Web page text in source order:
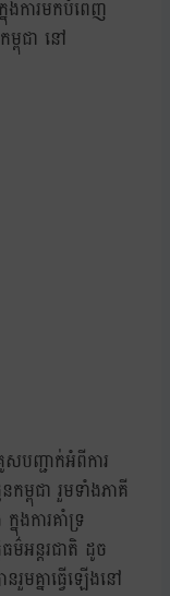
ងការមកបំពេញ
ពុជា នៅ
សបញ្ជាក់អំពីការ
ម្ពុជា រួមទាំងភាគី
ងការគាំទ្រ
អន្តរជាតិ ដូច
មគ្នាធ្វើឡើងនៅ